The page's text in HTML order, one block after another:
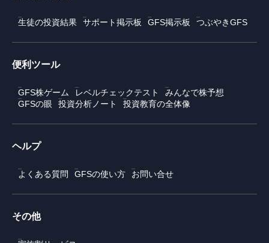
生徒の投資結果 サポート掲示板 GFS掲示板 つぶやきGFS
便利ツール
GFS株ゲーム レベルチェックテスト
みんなで株予想
GFSの眼
投資分析ノート 投資教育の全体像
ヘルプ
よくある質問 GFSの使い方 お問い合せ
その他